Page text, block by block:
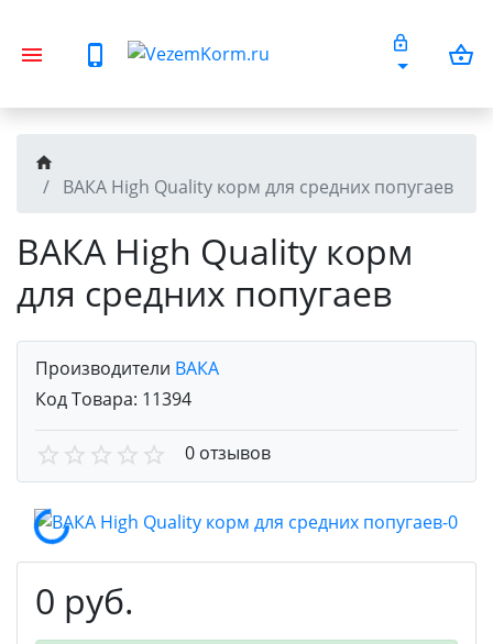
ВАКА High Quality корм для средних попугаев
ВАКА High Quality корм
для средних попугаев
Производители ВАКА
Код Товара: 11394
0 отзывов
0 руб.